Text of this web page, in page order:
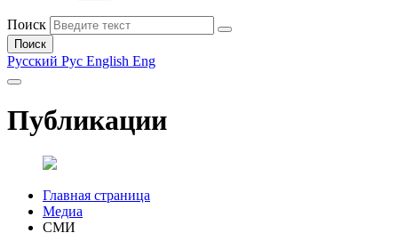
Поиск
Поиск
Русский Рус English Eng
Публикации
Главная страница
Медиа
СМИ